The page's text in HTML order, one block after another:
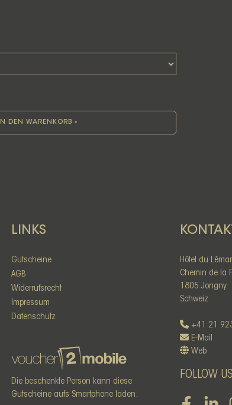
IN DEN WARENKORB »
LINKS
Gutscheine
AGB
Widerrufsrecht
Impressum
Datenschutz
Die beschenkte Person kann diese
Gutscheine aufs Smartphone laden.
Hôtel du
Chemin de la
1805 Jongny
Schweiz
+41 21
E-Mail
Web
FOLLOW US